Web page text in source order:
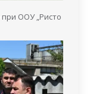
ООУ „Ристо